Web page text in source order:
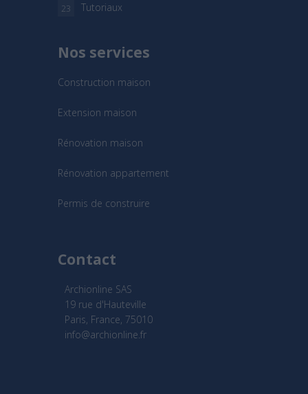
Tutoriaux
23
Nos services
Construction maison
Extension maison
Rénovation maison
Rénovation appartement
Permis de construire
Contact
Archionline SAS
19 rue d'Hauteville
Paris, France, 75010
info@archionline.fr